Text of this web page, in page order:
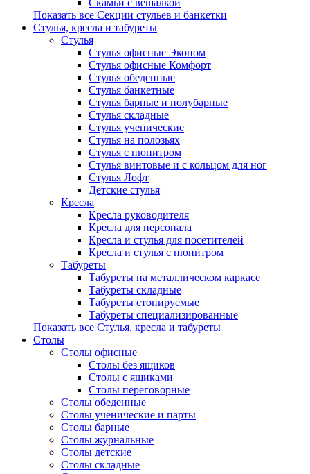
Скамьи с вешалкой
Показать все Секции стульев и банкетки
Стулья, кресла и табуреты
Стулья
Стулья офисные Эконом
Стулья офисные Комфорт
Стулья обеденные
Стулья банкетные
Стулья барные и полубарные
Стулья складные
Стулья ученические
Стулья на полозьях
Стулья с пюпитром
Стулья винтовые и с кольцом для ног
Стулья Лофт
Детские стулья
Кресла
Кресла руководителя
Кресла для персонала
Кресла и стулья для посетителей
Кресла и стулья с пюпитром
Табуреты
Табуреты на металлическом каркасе
Табуреты складные
Табуреты стопируемые
Табуреты специализированные
Показать все Стулья, кресла и табуреты
Столы
Столы офисные
Столы без ящиков
Столы с ящиками
Столы переговорные
Столы обеденные
Столы ученические и парты
Столы барные
Столы журнальные
Столы детские
Столы складные